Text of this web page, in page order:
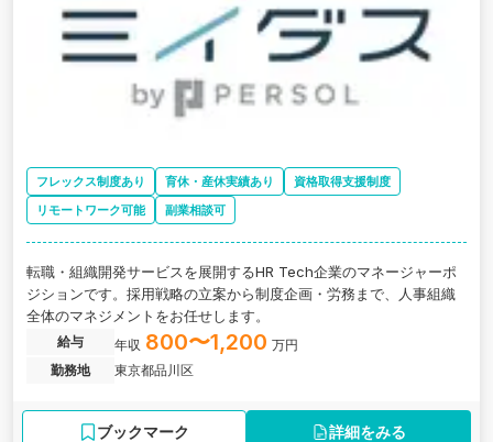
フレックス制度あり 育休・産休実績あり
資格取得支援制度
リモートワーク可能
副業相談可
転職・組織開発サービスを展開するHR Tech企業のマネージャーポ
ジションです。採用戦略の立案から制度企画・労務まで、人事組織
全体のマネジメントをお任せします。
給与 年収 800〜1,200 万円
勤務地
東京都品川区
ブックマーク 詳細をみる